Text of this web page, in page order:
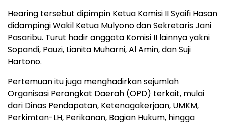
Hearing tersebut dipimpin Ketua Komisi II Syaifi Hasan
didampingi Wakil Ketua Mulyono dan Sekretaris Jani
Pasaribu. Turut hadir anggota Komisi II lainnya yakni
Sopandi, Pauzi, Lianita Muharni, Al Amin, dan Suji
Hartono.
Pertemuan itu juga menghadirkan sejumlah
Organisasi Perangkat Daerah (OPD) terkait, mulai
dari Dinas Pendapatan, Ketenagakerjaan, UMKM,
Perkimtan-LH, Perikanan, Bagian Hukum, hingga